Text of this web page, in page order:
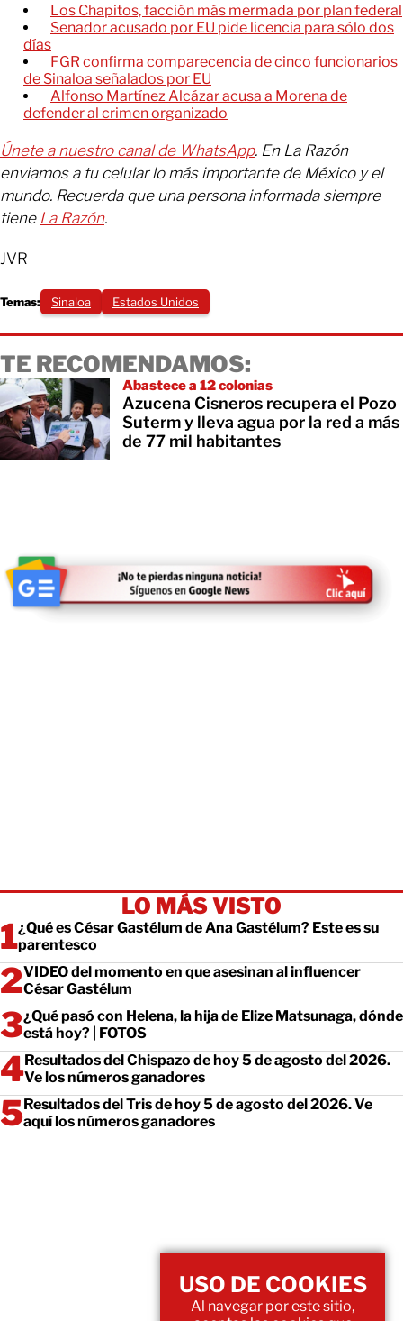
Los Chapitos, facción más mermada por plan federal
Senador acusado por EU pide licencia para sólo dos
días
FGR confirma comparecencia de cinco funcionarios
de Sinaloa señalados por EU
Alfonso Martínez Alcázar acusa a Morena de
defender al crimen organizado
Únete a nuestro canal de WhatsApp. En La Razón
enviamos a tu celular lo más importante de México y el
mundo. Recuerda que una persona informada siempre
tiene La Razón.
JVR
Temas: Sinaloa Estados Unidos
TE RECOMENDAMOS:
Abastece a 12 colonias
Azucena Cisneros recupera el Pozo
Suterm y lleva agua por la red a más
de 77 mil habitantes
LO MÁS VISTO
¿Qué es César Gastélum de Ana Gastélum? Este es su
parentesco
VIDEO del momento en que asesinan al influencer
César Gastélum
¿Qué pasó con Helena, la hija de Elize Matsunaga, dónde
está hoy? | FOTOS
Resultados del Chispazo de hoy 5 de agosto del 2026.
Ve los números ganadores
Resultados del Tris de hoy 5 de agosto del 2026. Ve
aquí los números ganadores
USO DE COOKIES
Al navegar por este sitio,